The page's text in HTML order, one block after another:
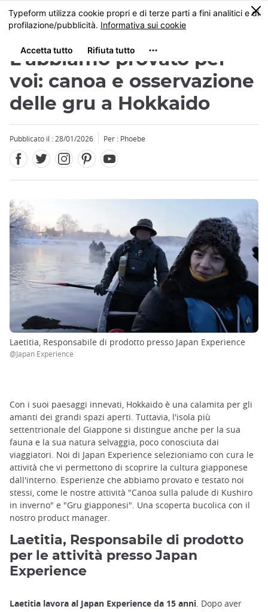
Skip
to
content
MENU
0
L'abbiamo provato per
voi: canoa e osservazione
delle gru a Hokkaido
Pubblicato il : 28/01/2026 Per : Phoebe
Laetitia, Responsabile di prodotto presso Japan Experience
@Japan Experience
Con i suoi paesaggi innevati, Hokkaido è una calamita per gli
amanti dei grandi spazi aperti. Tuttavia, l'isola più
settentrionale del Giappone si distingue anche per la sua
fauna e la sua natura selvaggia, poco conosciuta dai
viaggiatori. Noi di Japan Experience selezioniamo con cura le
attività che vi permettono di scoprire la cultura giapponese
dall'interno. Esperienze che abbiamo provato e testato noi
stessi, come le nostre attività "Canoa sulla palude di Kushiro
in inverno" e "Gru giapponesi". Una scoperta bucolica con il
nostro product manager.
Laetitia, Responsabile di prodotto
per le attività presso Japan
Experience
Laetitia lavora al Japan Experience da 15 anni . Dopo aver
Close